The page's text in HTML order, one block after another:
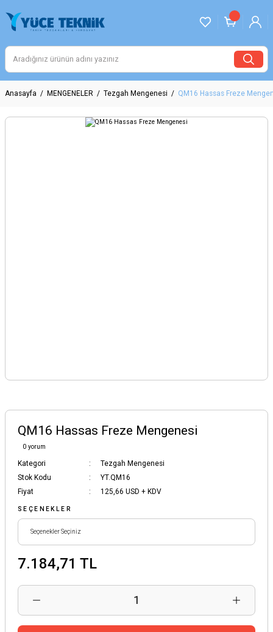
Anasayfa MENGENELER Tezgah Mengenesi QM16 Hassas Freze
QM16 Hassas Freze Mengenesi
0 yorum
Kategori
Tezgah Mengenesi
Stok Kodu
YT.QM16
Fiyat
125,66 USD + KDV
SEÇENEKLER
7.184,71 TL